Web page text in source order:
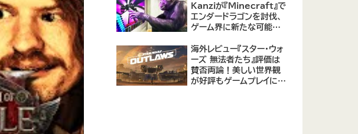
Kanziが『Minecraft』で
エンダードラゴンを討伐、
ゲーム界に新たな可能性
海外レビュー『スター・ウォ
ーズ 無法者たち』評価は
賛否両論！美しい世界観
が好評もゲームプレイに課